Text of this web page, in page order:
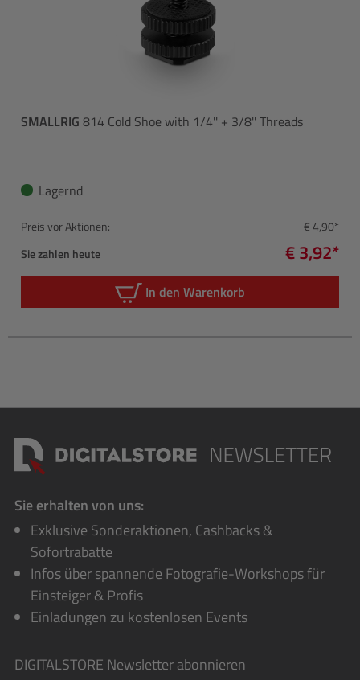
SMALLRIG 814 Cold Shoe with 1/4'' + 3/8'' Threads
Lagernd
Preis vor Aktionen:
€ 4,90*
Sie zahlen heute
€ 3,92*
In den Warenkorb
Sie erhalten von uns:
Exklusive Sonderaktionen, Cashbacks &
Sofortrabatte
Infos über spannende Fotografie-Workshops für
Einsteiger & Profis
Einladungen zu kostenlosen Events
DIGITALSTORE Newsletter abonnieren